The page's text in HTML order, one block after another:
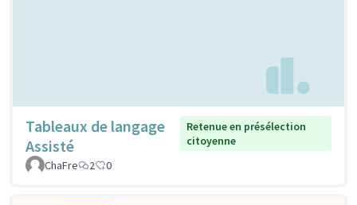
Tableaux de langage
Assisté
Retenue en présélection
citoyenne
ChaFre
2 0